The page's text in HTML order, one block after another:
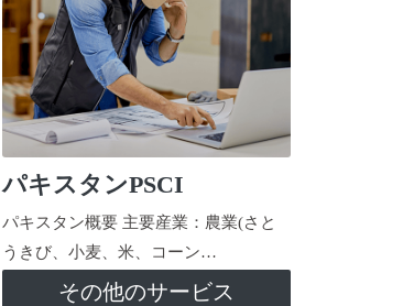
パキスタンPSCI
パキスタン概要 主要産業：農業(さと
うきび、小麦、米、コーン…
その他のサービス